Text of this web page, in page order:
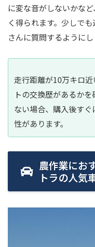
に変な音がしないかな
く得られます。少しで
さんに質問するようにし
走行距離が10万キロ
トの交換歴があるか
ない場合、購入後す
性があります。
農作業にお
トラの人気